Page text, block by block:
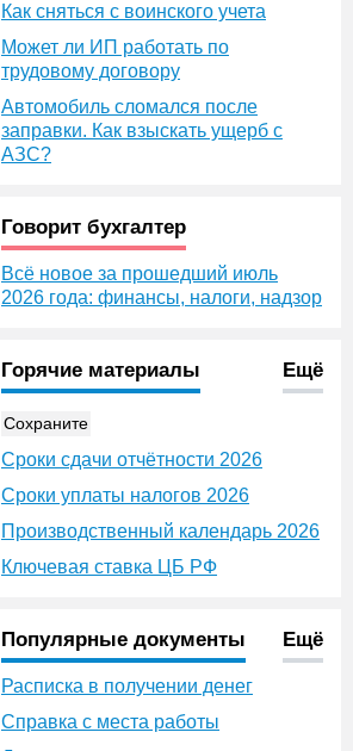
Как сняться с воинского учета
Может ли ИП работать по
трудовому договору
Автомобиль сломался после
заправки. Как взыскать ущерб с
АЗС?
Говорит бухгалтер
Всё новое за прошедший июль
2026 года: финансы, налоги, надзор
Горячие материалы Ещё
Сохраните
Сроки сдачи отчётности 2026
Сроки уплаты налогов 2026
Производственный календарь 2026
Ключевая ставка ЦБ РФ
Популярные документы Ещё
Расписка в получении денег
Справка с места работы